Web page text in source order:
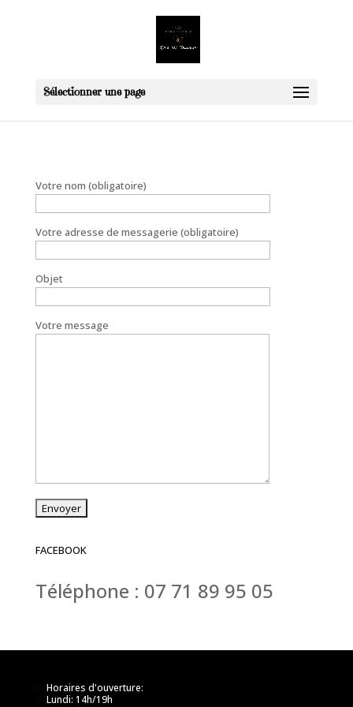
Sélectionner une page
Votre nom (obligatoire)
Votre adresse de messagerie (obligatoire)
Objet
Votre message
FACEBOOK
Téléphone : 07 71 89 95 05
Horaires d'ouverture:
Lundi: 14h/19h